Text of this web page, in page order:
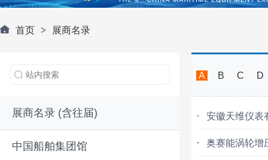
首页 > 展商名录
展商名录 (含往届)
中国船舶集团馆
A B C D
安徽天维仪表
奥赛能涡轮增